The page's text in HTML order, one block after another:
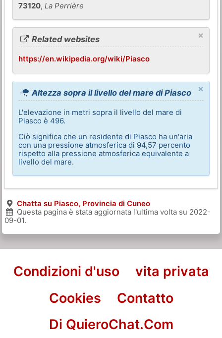
73120, La Perrière
×
Related websites
https://en.wikipedia.org/wiki/Piasco
×
Altezza sopra il livello del mare di Piasco
L'elevazione in metri sopra il livello del mare di
Piasco è 496.
Ciò significa che un residente di Piasco ha un'aria
con una pressione atmosferica di 94,57 percento
rispetto alla pressione atmosferica equivalente a
livello del mare.
Chatta su Piasco, Provincia di Cuneo
Questa pagina è stata aggiornata l'ultima volta su 2022-
09-01.
Condizioni d'uso
vita privata
Cookies
Contatto
Di QuieroChat.Com